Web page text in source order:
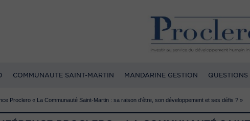
COMMUNAUTE SAINT-MARTIN MANDARINE GESTION QUESTIONS
Proclero « La Communauté Saint-Martin : sa raison d’être, son développement et ses défis ? »